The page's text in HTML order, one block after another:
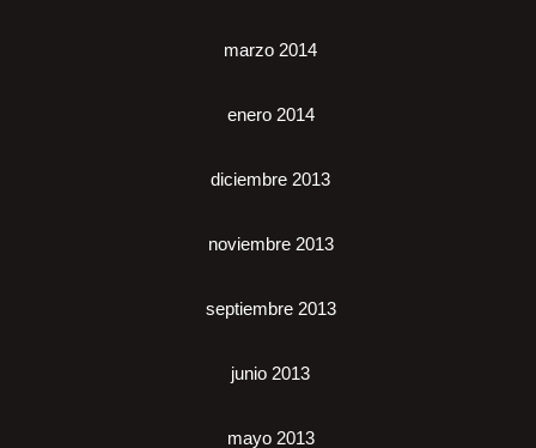
marzo 2014
enero 2014
diciembre 2013
noviembre 2013
septiembre 2013
junio 2013
mayo 2013